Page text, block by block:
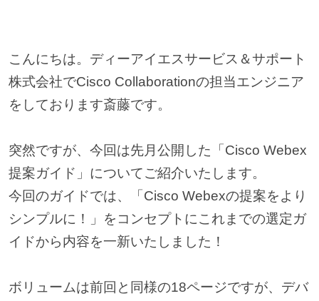
こんにちは。ディーアイエスサービス＆サポート
株式会社でCisco Collaborationの担当エンジニア
をしております斎藤です。
突然ですが、今回は先月公開した「Cisco Webex
提案ガイド」についてご紹介いたします。
今回のガイドでは、「Cisco Webexの提案をより
シンプルに！」をコンセプトにこれまでの選定ガ
イドから内容を一新いたしました！
ボリュームは前回と同様の18ページですが、デバ